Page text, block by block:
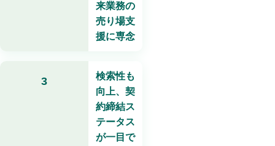
来業務の
売り場支
援に専念
3
検索性も
向上、契
約締結ス
テータス
が一目で